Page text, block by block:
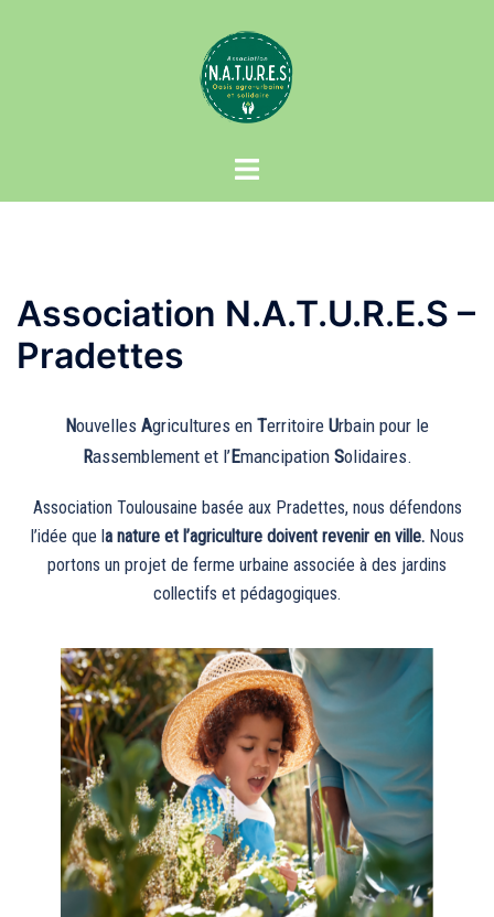
Ouvrir/fermer
Association N.A.T.U.R.E.S –
Pradettes
Nouvelles Agricultures en Territoire Urbain pour le
Rassemblement et l’Emancipation Solidaires.
Association Toulousaine basée aux Pradettes, nous défendons
l’idée que la nature et l’agriculture doivent revenir en ville.Nous
portons un projet de ferme urbaine associée à des jardins
collectifs et pédagogiques.